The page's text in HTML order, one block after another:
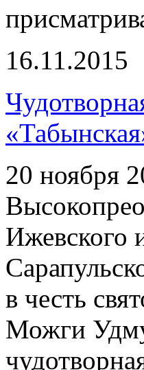
16.11.2015
20 ноября
Ижевского
в честь
Можги